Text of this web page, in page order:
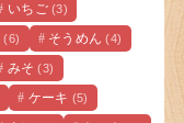
いちご (3)
(6) そうめん (4)
みそ (3)
ケーキ (5)